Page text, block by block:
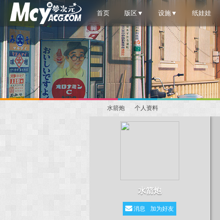
首页 版区▼ 设施▼ 纸娃娃
水箭炮 个人资料
水箭炮
消息 加为好友